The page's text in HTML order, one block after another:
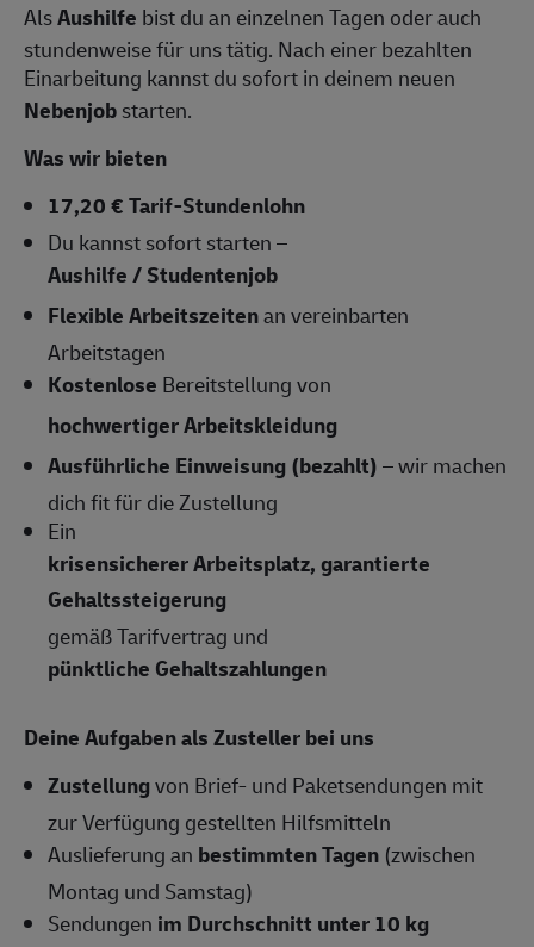
AlsAushilfe bist du an einzelnen Tagen oder auch
stundenweise für uns tätig. Nach einer bezahlten
Einarbeitung kannst du sofort in deinem neuen
Nebenjobstarten.
Was wir bieten
17,20 € Tarif-Stundenlohn
Du kannst sofort starten –
Aushilfe / Studentenjob
Flexible Arbeitszeitenan vereinbarten
Arbeitstagen
Kostenlose Bereitstellung von
hochwertiger Arbeitskleidung
Ausführliche Einweisung (bezahlt)– wir machen
dich fit für die Zustellung
Ein
krisensicherer Arbeitsplatz, garantierte
Gehaltssteigerung
gemäß Tarifvertrag und
pünktliche Gehaltszahlungen
Deine Aufgaben als Zusteller bei uns
Zustellungvon Brief- und Paketsendungen mit
zur Verfügung gestellten Hilfsmitteln
Auslieferung an bestimmten Tagen (zwischen
Montag und Samstag)
Sendungen im Durchschnitt unter 10 kg